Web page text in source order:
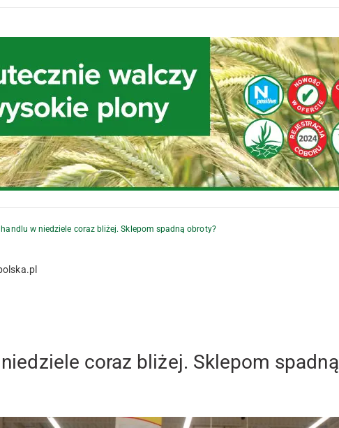
w niedziele coraz bliżej. Sklepom spadną obroty?
coraz bliżej. Sklepom spadną